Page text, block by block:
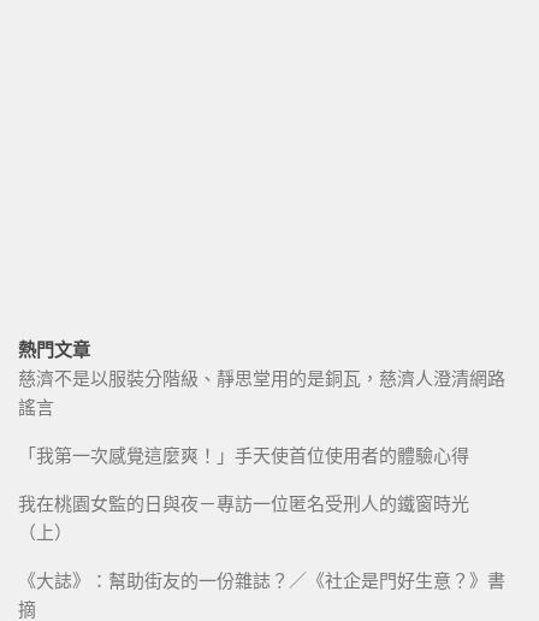
熱門文章
慈濟不是以服裝分階級、靜思堂用的是銅瓦，慈濟人澄清網路
謠言
「我第一次感覺這麼爽！」手天使首位使用者的體驗心得
我在桃園女監的日與夜－專訪一位匿名受刑人的鐵窗時光
（上）
《大誌》：幫助街友的一份雜誌？／《社企是門好生意？》書
摘